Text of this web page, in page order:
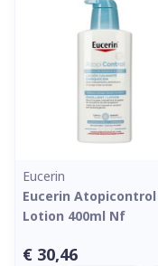
Eucerin
Eucerin Atopicontrol
Lotion 400ml Nf
€ 30,46